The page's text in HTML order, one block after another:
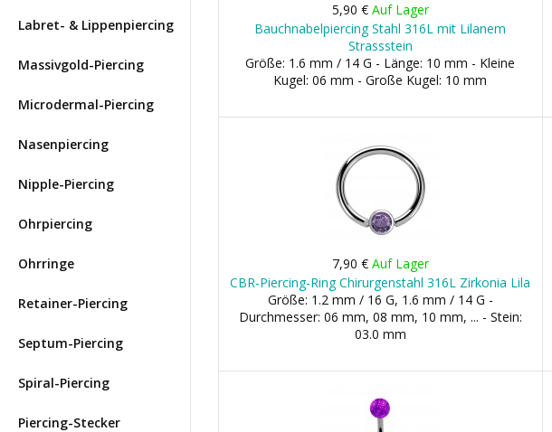
Labret- & Lippenpiercing
Massivgold-Piercing
Microdermal-Piercing
Nasenpiercing
Nipple-Piercing
Ohrpiercing
Ohrringe
Retainer-Piercing
Septum-Piercing
Spiral-Piercing
Piercing-Stecker
5,90 € Auf Lager
Bauchnabelpiercing Stahl 316L mit Lilanem
Strassstein
Größe: 1.6 mm / 14 G - Länge: 10 mm - Kleine
Kugel: 06 mm - Große Kugel: 10 mm
7,90 € Auf Lager
CBR-Piercing-Ring Chirurgenstahl 316L Zirkonia Lila
Größe: 1.2 mm / 16 G, 1.6 mm / 14 G -
Durchmesser: 06 mm, 08 mm, 10 mm, ... - Stein:
03.0 mm